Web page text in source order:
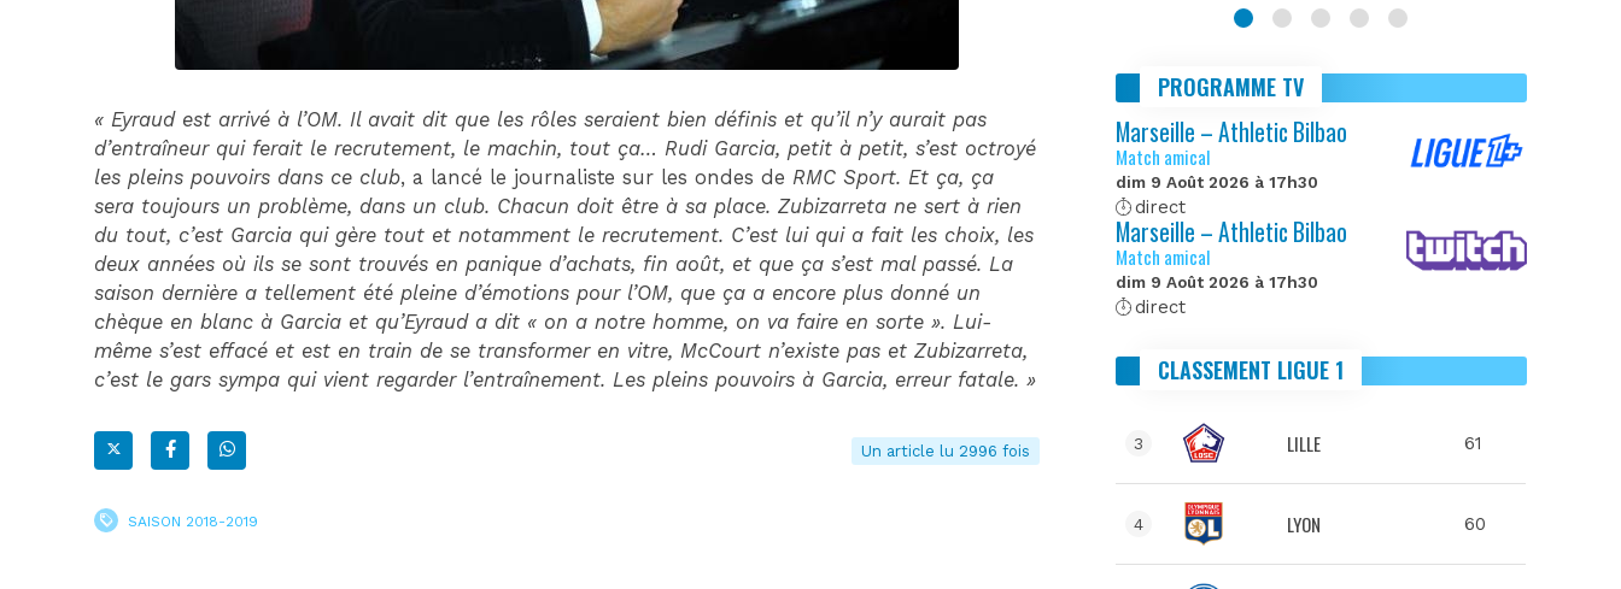
« Eyraud est arrivé à l’OM. Il avait dit que les rôles seraient bien définis et qu’il n’y aurait pas
d’entraîneur qui ferait le recrutement, le machin, tout ça… Rudi Garcia, petit à petit, s’est octroyé
les pleins pouvoirs dans ce club, a lancé le journaliste sur les ondes de RMC Sport. Et ça, ça
sera toujours un problème, dans un club. Chacun doit être à sa place. Zubizarreta ne sert à rien
du tout, c’est Garcia qui gère tout et notamment le recrutement. C’est lui qui a fait les choix, les
deux années où ils se sont trouvés en panique d’achats, fin août, et que ça s’est mal passé. La
saison dernière a tellement été pleine d’émotions pour l’OM, que ça a encore plus donné un
chèque en blanc à Garcia et qu’Eyraud a dit « on a notre homme, on va faire en sorte ». Lui-
même s’est effacé et est en train de se transformer en vitre, McCourt n’existe pas et Zubizarreta,
c’est le gars sympa qui vient regarder l’entraînement. Les pleins pouvoirs à Garcia, erreur fatale. »
Un article lu 2996 fois
SAISON 2018-2019
PROGRAMME TV
Marseille – Athletic Bilbao
Match amical
dim 9 Août 2026 à 17h30
direct
Marseille – Athletic Bilbao
Match amical
dim 9 Août 2026 à 17h30
direct
CLASSEMENT LIGUE 1
3 LILLE 61
4 LYON 60